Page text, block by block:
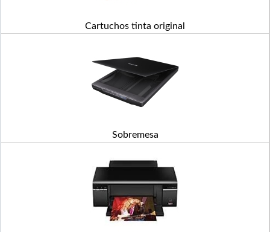
Cartuchos tinta original
Sobremesa